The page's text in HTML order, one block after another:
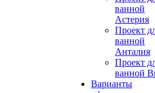
ванной
Астерия
Проект
ванной
Анталия
Проект
ванной
Варианты